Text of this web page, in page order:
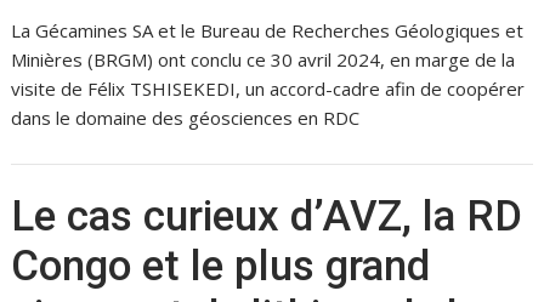
La Gécamines SA et le Bureau de Recherches Géologiques et
Minières (BRGM) ont conclu ce 30 avril 2024, en marge de la
visite de Félix TSHISEKEDI, un accord-cadre afin de coopérer
dans le domaine des géosciences en RDC
Le cas curieux d’AVZ, la RD
Congo et le plus grand